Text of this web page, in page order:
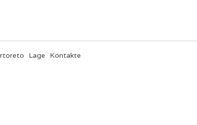
Lage Kontakte